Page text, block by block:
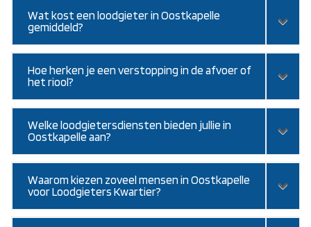
Wat kost een loodgieter in Oostkapelle
gemiddeld?
Hoe herken je een verstopping in de afvoer of
het riool?
Welke loodgietersdiensten bieden jullie in
Oostkapelle aan?
Waarom kiezen zoveel mensen in Oostkapelle
voor Loodgieters Kwartier?